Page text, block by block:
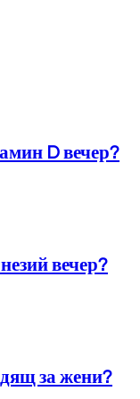
D вечер?
вечер?
за жени?